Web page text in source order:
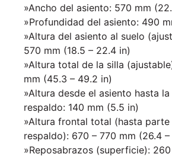
»Ancho del asiento: 570 mm
»Profundidad del asiento: 490
»Altura del asiento al suelo
570 mm (18.5 – 22.4 in)
»Altura total de la silla
mm (45.3 – 49.2 in)
»Altura desde el asiento hasta
respaldo: 140 mm (5.5 in)
»Altura frontal total (hasta parte
respaldo): 670 – 770 mm (26.4
»Reposabrazos (superficie):